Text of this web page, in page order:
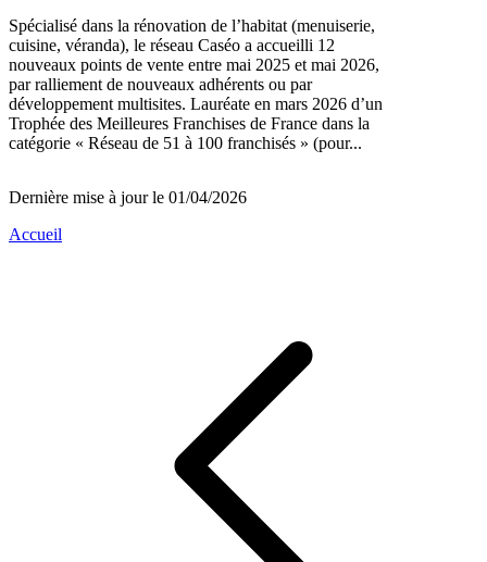
Spécialisé dans la rénovation de l’habitat (menuiserie,
cuisine, véranda), le réseau Caséo a accueilli 12
nouveaux points de vente entre mai 2025 et mai 2026,
par ralliement de nouveaux adhérents ou par
développement multisites. Lauréate en mars 2026 d’un
Trophée des Meilleures Franchises de France dans la
catégorie « Réseau de 51 à 100 franchisés » (pour...
Dernière mise à jour le 01/04/2026
Accueil